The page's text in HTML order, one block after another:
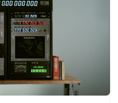
步
休闲
伙伴